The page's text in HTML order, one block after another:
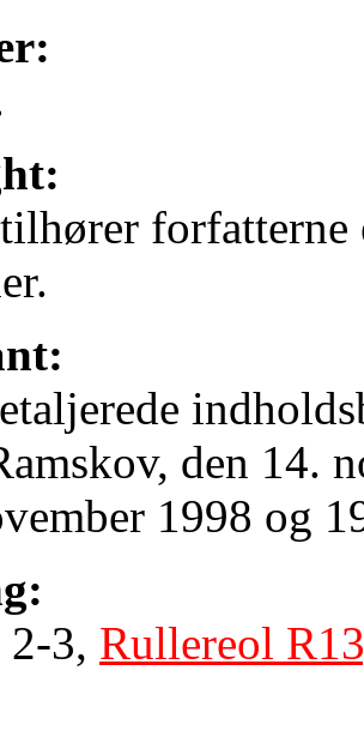
den 14.
1998 og
3, Rullereol